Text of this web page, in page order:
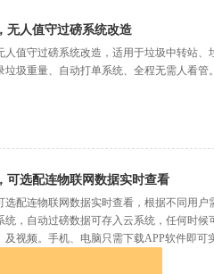
无人值守过磅系统改造
人值守过磅系统改造，适用于垃圾中转站
圾重量、自动打单系统、全程无需人看管。
可选配连物联网数据实时查看
选配连物联网数据实时查看，根据不同用
统，自动过磅数据可存入云系统，任何时
及视频。手机、电脑只需下载APP软件即可